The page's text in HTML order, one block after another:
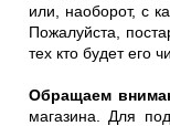
или, наоборот, с
Пожалуйста,
тех кто будет его
Обращаем
магазина. Для